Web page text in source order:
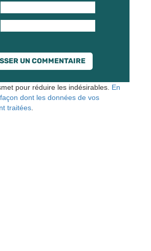
pour réduire les indésirables. En
dont les données de vos
traitées.